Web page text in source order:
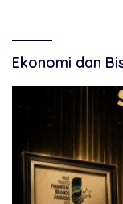
Ekonomi dan